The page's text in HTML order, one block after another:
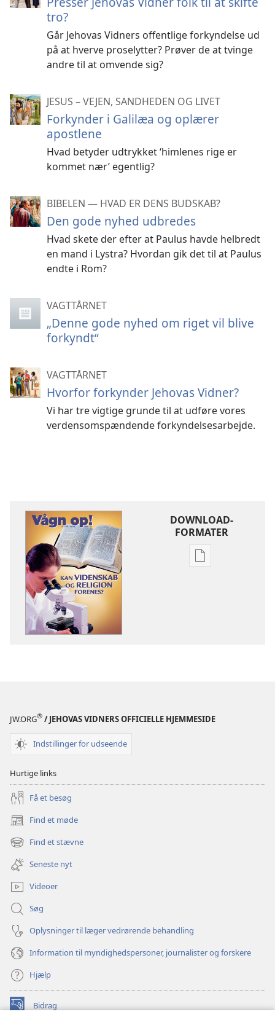
tro?
Går Jehovas Vidners offentlige forkyndelse ud
på at hverve proselytter? Prøver de at tvinge
andre til at omvende sig?
JESUS – VEJEN, SANDHEDEN OG LIVET
Forkynder i Galilæa og oplærer
apostlene
Hvad betyder udtrykket ‘himlenes rige er
kommet nær’ egentlig?
BIBELEN — HVAD ER DENS BUDSKAB?
Den gode nyhed udbredes
Hvad skete der efter at Paulus havde helbredt
en mand i Lystra? Hvordan gik det til at Paulus
endte i Rom?
VAGTTÅRNET
„Denne gode nyhed om riget vil blive
forkyndt“
VAGTTÅRNET
Hvorfor forkynder Jehovas Vidner?
Vi har tre vigtige grunde til at udføre vores
verdensomspændende forkyndelsesarbejde.
DOWNLOAD-
FORMATER
Indstillinger
JW.ORG® / JEHOVAS VIDNERS OFFICIELLE HJEMMESIDE
Indstillinger for udseende
Hurtige links
Få et besøg
Find et møde
(åbner
nyt
vindue)
Find et stævne
(åbner
nyt
vindue)
Seneste nyt
Videoer
Søg
Oplysninger til læger vedrørende behandling
Information til myndighedspersoner, journalister og forskere
Hjælp
Bidrag
(åbner